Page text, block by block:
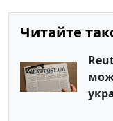
Читайте